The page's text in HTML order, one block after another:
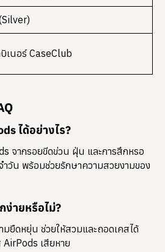
เนอร์ CaseClub
ได้อย่างไร?
จากรอยขีดข่วน ฝุ่น และการสึกหรอ
ำวัน พร้อมช่วยรักษาความสวยงามของ
ง่ายหรือไม่?
ยืดหยุ่น ช่วยให้สวมและถอดเคสได้
AirPods เสียหาย